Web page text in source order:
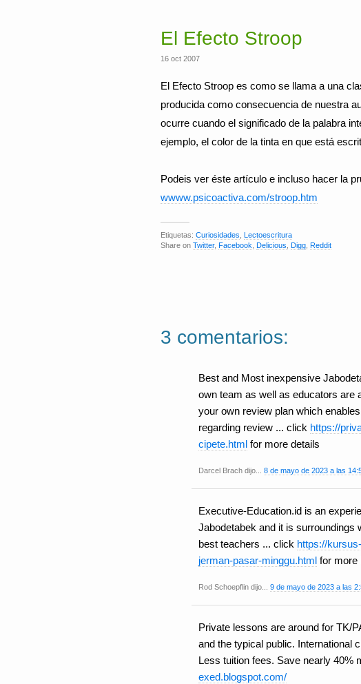
El Efecto Stroop
16 oct 2007
El Efecto Stroop es como se llama a una
producida como consecuencia de nuestra
ocurre cuando el significado de la palabra
ejemplo, el color de la tinta en que está
Podeis ver éste artículo e incluso hacer la
wwww.psicoactiva.com/stroop.htm
Etiquetas: Curiosidades Lectoescritura
Share on Twitter, Facebook Delicious Digg Reddit
3 comentarios:
Best and Most inexpensive
own team as well as educators are
your own review plan which
regarding review ... click https://
cipete.html for more details
Darcel Brach dijo... 8 de mayo de 2023 a las
Executive-Education.id is an
Jabodetabek and it is surroundings
best teachers ... click https://
jerman-pasar-minggu.html for more
Rod Schoepflin dijo... 9 de mayo de 2023 a las
Private lessons are around for TK/
and the typical public. International
Less tuition fees. Save nearly 40%
exed.blogspot.com/